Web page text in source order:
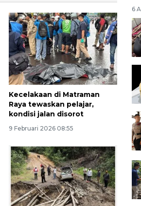
Kecelakaan di Matraman
Raya tewaskan pelajar,
kondisi jalan disorot
9 Februari 2026 08:55
6